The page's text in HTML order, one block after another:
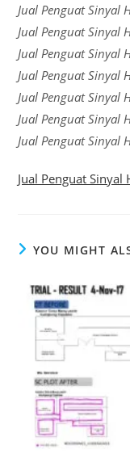
Jual Penguat Sinyal
Jual Penguat Sinyal
Jual Penguat Sinyal
Jual Penguat Sinyal
Jual Penguat Sinyal
Jual Penguat Sinyal
Jual Penguat Sinyal
Jual Penguat
YOU MIGHT